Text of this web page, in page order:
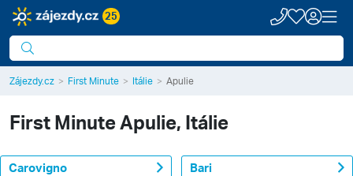
25
Zájezdy.cz First Minute Itálie Apulie
First MinuteApulie, Itálie
Carovigno Bari